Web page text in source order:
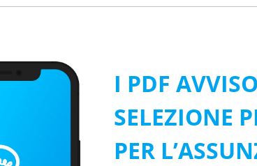
I PDF
SELEZIONE
PER